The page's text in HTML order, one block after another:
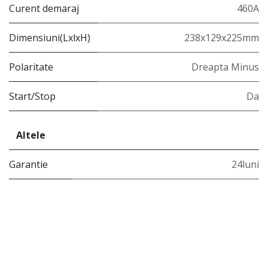
Curent demaraj 460A
Dimensiuni(LxlxH) 238x129x225mm
Polaritate Dreapta Minus
Start/Stop Da
Altele
Garantie 24luni